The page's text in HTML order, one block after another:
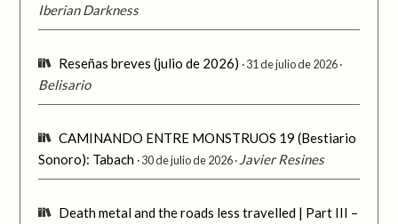
Iberian Darkness
Reseñas breves (julio de 2026) 31 de julio de 2026
Belisario
CAMINANDO ENTRE MONSTRUOS 19 (Bestiario
Sonoro): Tabach 30 de julio de 2026 Javier Resines
Death metal and the roads less travelled | Part III –